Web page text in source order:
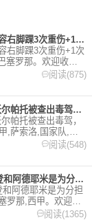
[足球]世体：加盟巴萨以来，德容右脚踝3次重伤+1次膝盖伤+
右脚踝3次重伤+1次
塞罗那。欢迎收藏
，篮球体育资讯。
阅读(875)
【西甲】澳媒：澳大利亚国脚沃尔帕托被查出毒驾，禁赛期在3个月
帕托被查出毒驾，
,萨索洛,国家队,澳
。欢迎收藏本站，
阅读(548)
[有道理嘛?]世体：巴萨引进戈登和阿德耶米是为分担进攻重任，
阿德耶米是为分担
罗那,西甲。欢迎收
球，篮球体育资
阅读(1365)